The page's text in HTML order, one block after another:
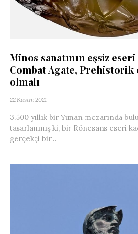
Minos sanatının eşsiz
Combat Agate, Prehistorik
olmalı
22 Kasım 2021
3.500 yıllık bir Yunan mezarında
tasarlanmış ki, bir Rönesans eseri
gerçekçi bir...